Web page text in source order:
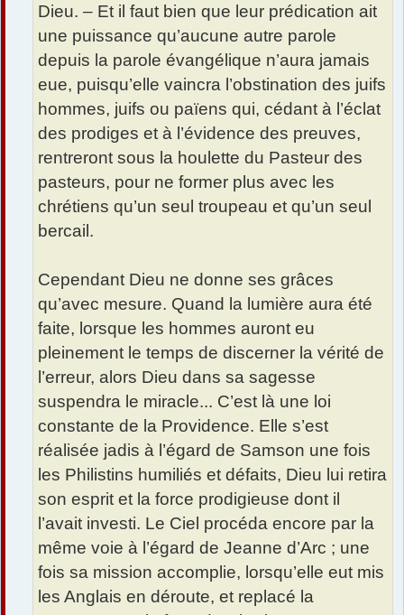
Dieu. – Et il faut bien que leur prédication ait
une puissance qu’aucune autre parole
depuis la parole évangélique n’aura jamais
eue, puisqu’elle vaincra l’obstination des juifs
hommes, juifs ou païens qui, cédant à l’éclat
des prodiges et à l’évidence des preuves,
rentreront sous la houlette du Pasteur des
pasteurs, pour ne former plus avec les
chrétiens qu’un seul troupeau et qu’un seul
bercail.
Cependant Dieu ne donne ses grâces
qu’avec mesure. Quand la lumière aura été
faite, lorsque les hommes auront eu
pleinement le temps de discerner la vérité de
l’erreur, alors Dieu dans sa sagesse
suspendra le miracle... C’est là une loi
constante de la Providence. Elle s’est
réalisée jadis à l’égard de Samson une fois
les Philistins humiliés et défaits, Dieu lui retira
son esprit et la force prodigieuse dont il
l’avait investi. Le Ciel procéda encore par la
même voie à l’égard de Jeanne d’Arc ; une
fois sa mission accomplie, lorsqu’elle eut mis
les Anglais en déroute, et replacé la